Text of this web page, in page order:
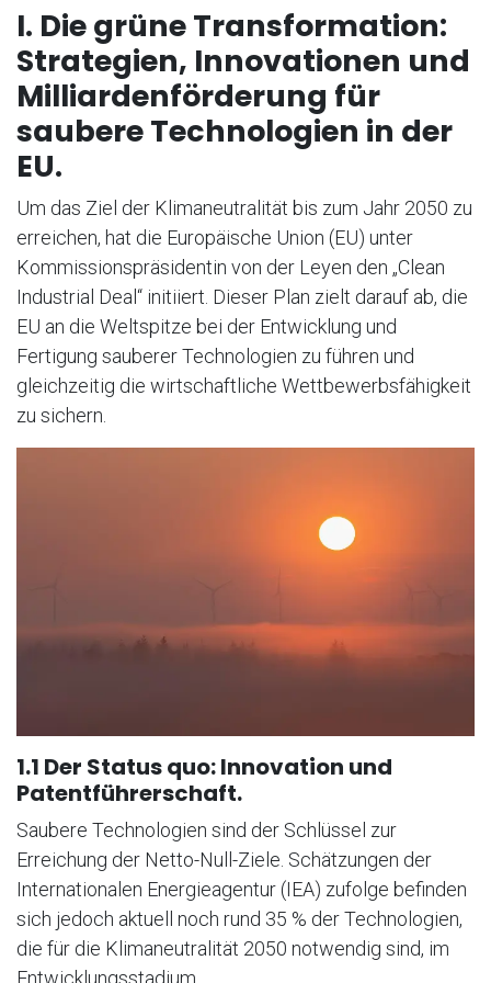
I. Die grüne Transformation:
Strategien, Innovationen und
Milliardenförderung für
saubere Technologien in der
EU.
Um das Ziel der Klimaneutralität bis zum Jahr 2050 zu
erreichen, hat die Europäische Union (EU) unter
Kommissionspräsidentin von der Leyen den „Clean
Industrial Deal“ initiiert. Dieser Plan zielt darauf ab, die
EU an die Weltspitze bei der Entwicklung und
Fertigung sauberer Technologien zu führen und
gleichzeitig die wirtschaftliche Wettbewerbsfähigkeit
zu sichern.
1.1 Der Status quo: Innovation und
Patentführerschaft.
Saubere Technologien sind der Schlüssel zur
Erreichung der Netto-Null-Ziele. Schätzungen der
Internationalen Energieagentur (IEA) zufolge befinden
sich jedoch aktuell noch rund 35 % der Technologien,
die für die Klimaneutralität 2050 notwendig sind, im